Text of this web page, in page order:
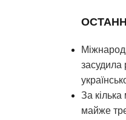
засудила
За кілька
майже